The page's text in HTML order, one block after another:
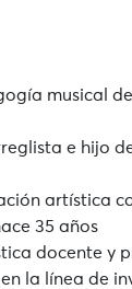
musical
e hijo
artística
35 años
docente y
la línea de